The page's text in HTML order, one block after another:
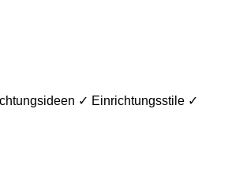
✓ Einrichtungsstile ✓